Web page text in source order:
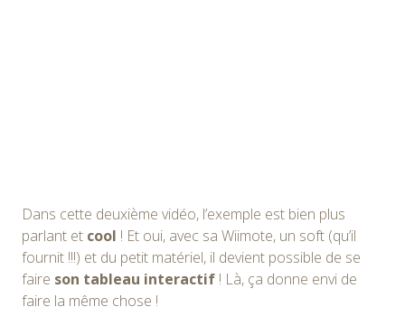
Dans cette deuxième vidéo, l’exemple est bien plus
parlant et cool ! Et oui, avec sa Wiimote, un soft (qu’il
fournit !!!) et du petit matériel, il devient possible de se
faire son tableau interactif ! Là, ça donne envi de
faire la même chose !